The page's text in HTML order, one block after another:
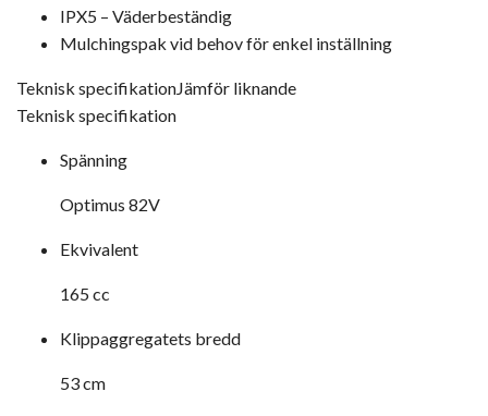
IPX5 – Väderbeständig
Mulchingspak vid behov för enkel inställning
Teknisk specifikationJämför liknande
Teknisk specifikation
Spänning
Optimus 82V
Ekvivalent
165 cc
Klippaggregatets bredd
53 cm